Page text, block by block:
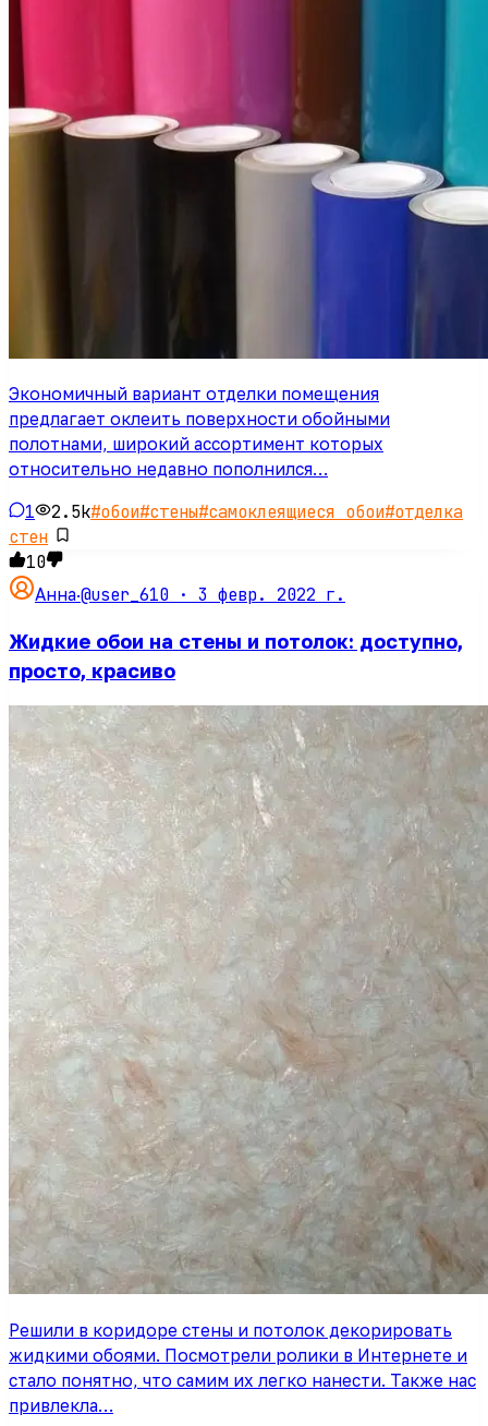
Экономичный вариант отделки помещения
предлагает оклеить поверхности обойными
полотнами, широкий ассортимент которых
относительно недавно пополнился…
1 2.5k#обои#стены#самоклеящиеся обои#отделка
стен
10
Анна·@user_610 · 3 февр. 2022 г.
Жидкие обои на стены и потолок: доступно,
просто, красиво
Решили в коридоре стены и потолок декорировать
жидкими обоями. Посмотрели ролики в Интернете и
стало понятно, что самим их легко нанести. Также нас
привлекла…